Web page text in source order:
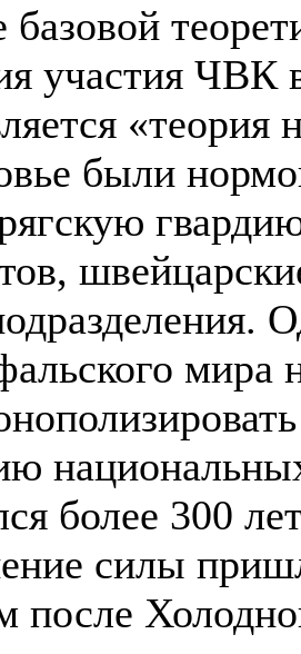
базовой
участия ЧВК
были
мира
более 300
силы
после